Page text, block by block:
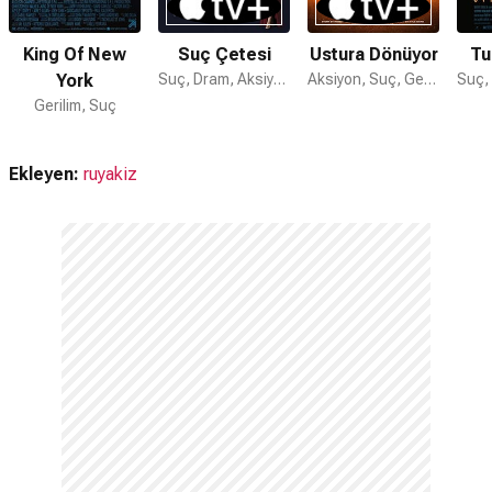
King Of New
York
Gerilim, Suç
Suç Çetesi
Suç, Dram, Aksiyon
Ustura Dönüyor
Aksiyon, Suç, Gerilim
Ekleyen: ruyakiz